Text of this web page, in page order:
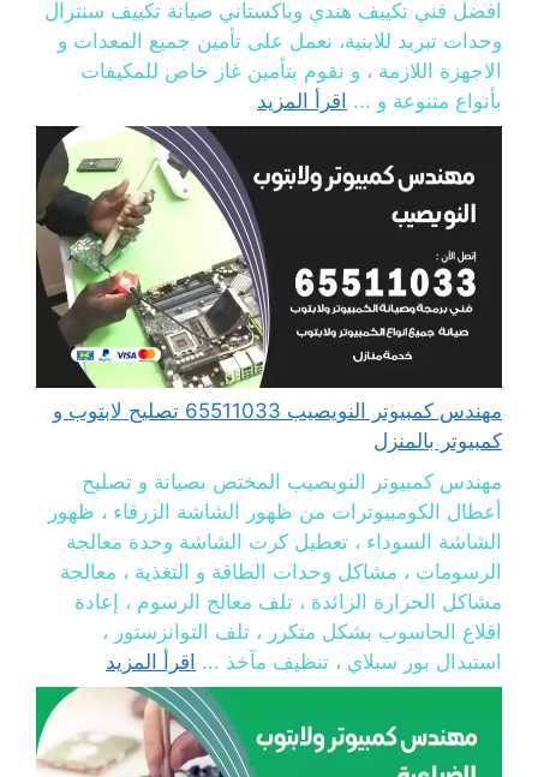
افضل فني تكييف هندي وباكستاني صيانة تكييف سنترال
وحدات تبريد للابنية، نعمل على تأمين جميع المعدات و
الاجهزة اللازمة ، و نقوم بتأمين غاز خاص للمكيفات
بأنواع متنوعة و ... اقرأ المزيد
مهندس كمبيوتر النويصيب 65511033 تصليح لابتوب و
كمبيوتر بالمنزل
مهندس كمبيوتر النويصيب المختص بصيانة و تصليح
أعطال الكومبيوترات من ظهور الشاشة الزرقاء ، ظهور
الشاشة السوداء ، تعطيل كرت الشاشة وحدة معالجة
الرسومات ، مشاكل وحدات الطاقة و التغذية ، معالجة
مشاكل الحرارة الزائدة ، تلف معالج الرسوم ، إعادة
اقلاع الحاسوب بشكل متكرر ، تلف التوانزستور ،
استبدال بور سبلاي ، تنظيف مآخذ ... اقرأ المزيد